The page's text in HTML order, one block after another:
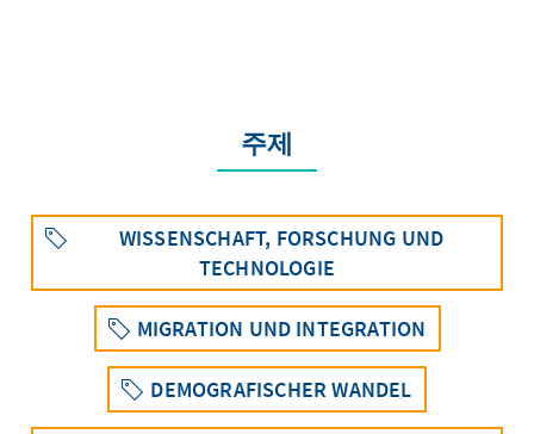
주제
WISSENSCHAFT, FORSCHUNG UND
TECHNOLOGIE
MIGRATION UND INTEGRATION
DEMOGRAFISCHER WANDEL